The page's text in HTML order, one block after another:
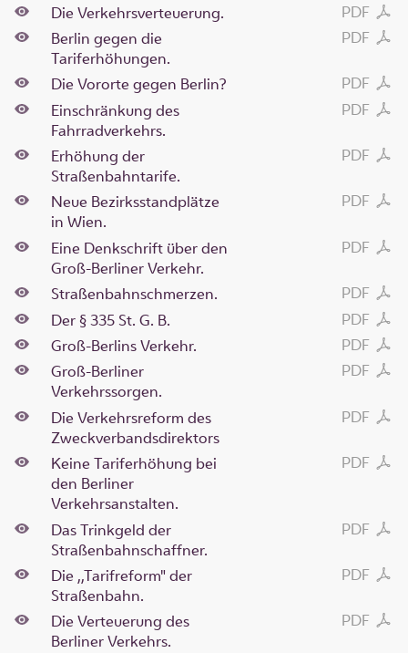
PDF
Die Verkehrsverteuerung.
PDF
Berlin gegen die
Tariferhöhungen.
PDF
Die Vororte gegen Berlin?
PDF
Einschränkung des
Fahrradverkehrs.
PDF
Erhöhung der
Straßenbahntarife.
PDF
Neue Bezirksstandplätze
in Wien.
PDF
Eine Denkschrift über den
Groß-Berliner Verkehr.
PDF
Straßenbahnschmerzen.
PDF
Der § 335 St. G. B.
PDF
Groß-Berlins Verkehr.
PDF
Groß-Berliner
Verkehrssorgen.
PDF
Die Verkehrsreform des
Zweckverbandsdirektors
PDF
Keine Tariferhöhung bei
den Berliner
Verkehrsanstalten.
PDF
Das Trinkgeld der
Straßenbahnschaffner.
PDF
Die ,,Tarifreform" der
Straßenbahn.
PDF
Die Verteuerung des
Berliner Verkehrs.